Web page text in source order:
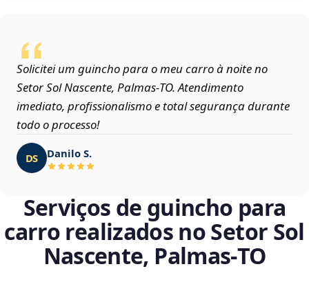
Solicitei um guincho para o meu carro à noite no
Setor Sol Nascente, Palmas‑TO. Atendimento
imediato, profissionalismo e total segurança durante
todo o processo!
DS Danilo S.
Serviços de guincho para
carro realizados no Setor Sol
Nascente, Palmas‑TO